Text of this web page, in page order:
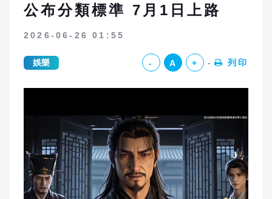
公布分類標準 7月1日上路
2026-06-26 01:55
娛樂 - A + 列印